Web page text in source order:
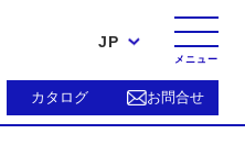
JP
メニュー
カタログ お問合せ